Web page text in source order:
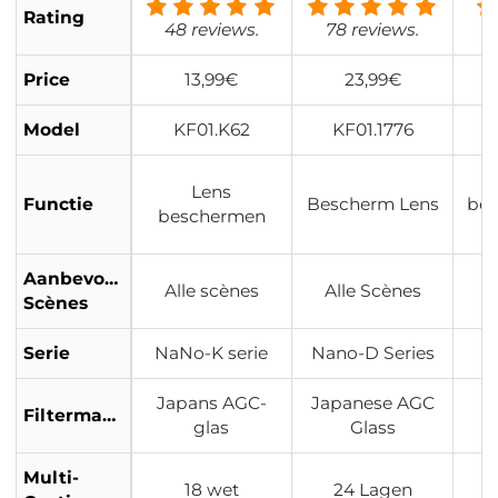
ating Nano Kle
tradun UV Lens
Rating
48 reviews. 78 reviews.
Price 13,99€ 23,99€
Model KF01.K62 KF01.1776
Functie
Lens
beschermen
Bescherm Lens
Aanbevolen
Scènes
Alle scènes Alle Scènes
Serie NaNo-K serie Nano-D Series
Filtermateriaal
Japans AGC-
glas
Japanese AGC
Glass
Multi-
18 wet 24 Lagen